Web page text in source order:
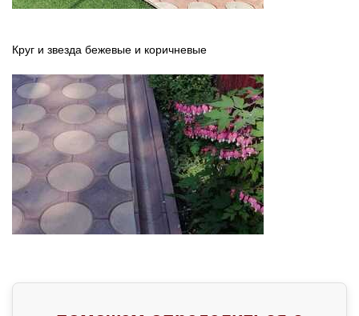
Круг и звезда бежевые и коричневые